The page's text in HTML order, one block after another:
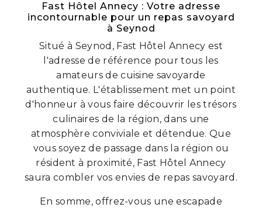
Fast Hôtel Annecy : Votre adresse
incontournable pour un repas savoyard
à Seynod
Situé à Seynod, Fast Hôtel Annecy est
l'adresse de référence pour tous les
amateurs de cuisine savoyarde
authentique. L'établissement met un point
d'honneur à vous faire découvrir les trésors
culinaires de la région, dans une
atmosphère conviviale et détendue. Que
vous soyez de passage dans la région ou
résident à proximité, Fast Hôtel Annecy
saura combler vos envies de repas savoyard.
En somme, offrez-vous une escapade